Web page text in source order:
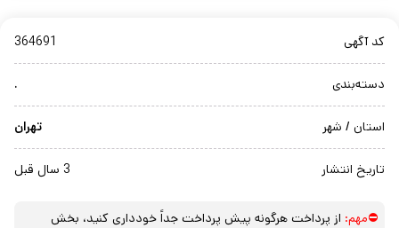
کد آگهی 364691
دسته‌بندی .
استان / شهر تهران
تاریخ انتشار 3 سال قبل
⛔مهم: از پرداخت هرگونه پیش پرداخت جداً خودداری کنید، بخش